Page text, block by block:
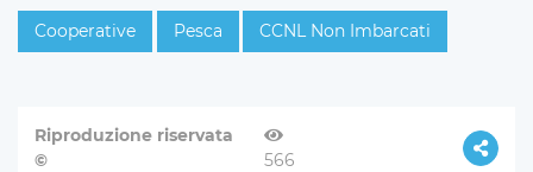
Cooperative Pesca CCNL Non Imbarcati
Riproduzione riservata
©
566